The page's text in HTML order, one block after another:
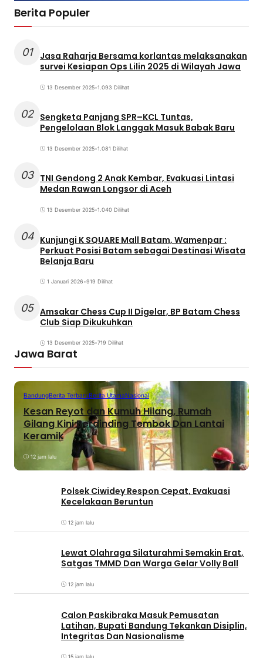
Berita Populer
01
Jasa Raharja Bersama korlantas melaksanakan
survei Kesiapan Ops Lilin 2025 di Wilayah Jawa
13 Desember 2025•1.093 Dilihat
02 Sengketa Panjang SPR–KCL Tuntas,
Pengelolaan Blok Langgak Masuk Babak Baru
13 Desember 2025•1.081 Dilihat
03 TNI Gendong 2 Anak Kembar, Evakuasi Lintasi
Medan Rawan Longsor di Aceh
13 Desember 2025•1.040 Dilihat
04 Kunjungi K SQUARE Mall Batam, Wamenpar :
Perkuat Posisi Batam sebagai Destinasi Wisata
Belanja Baru
1 Januari 2026•919 Dilihat
05 Amsakar Chess Cup II Digelar, BP Batam Chess
Club Siap Dikukuhkan
13 Desember 2025•719 Dilihat
Jawa Barat
BandungBerita TerbaruBerita UtamaNasional
Kesan Reyot dan Kumuh Hilang, Rumah
Gilang Kini Berdinding Tembok Dan Lantai
Keramik
12 jam lalu
Polsek Ciwidey Respon Cepat, Evakuasi
Kecelakaan Beruntun
12 jam lalu
Lewat Olahraga Silaturahmi Semakin Erat,
Satgas TMMD Dan Warga Gelar Volly Ball
12 jam lalu
Calon Paskibraka Masuk Pemusatan
Latihan, Bupati Bandung Tekankan Disiplin,
Integritas Dan Nasionalisme
15 jam lalu